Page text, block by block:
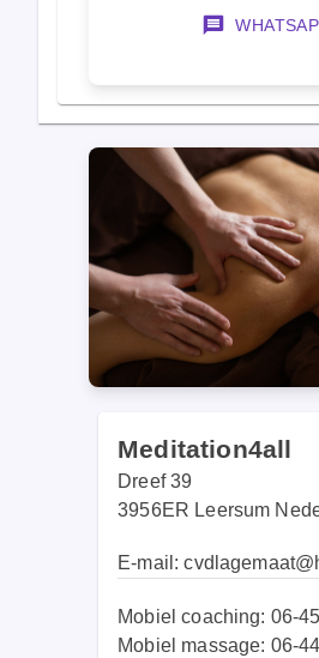
Meditation4all
Dreef 39
3956ER Leersum
E-mail:
Mobiel coaching: 06-
Mobiel massage: 06-